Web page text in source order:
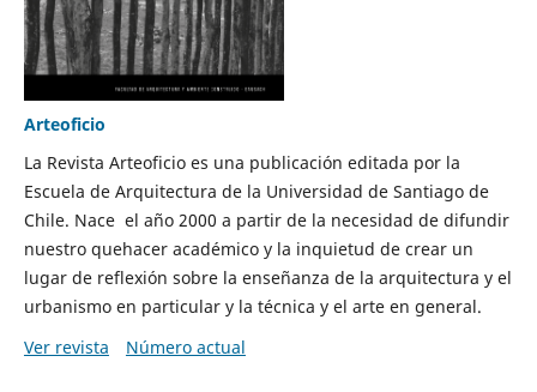
Arteoficio
La Revista Arteoficio es una publicación editada por la
Escuela de Arquitectura de la Universidad de Santiago de
Chile. Nace el año 2000 a partir de la necesidad de difundir
nuestro quehacer académico y la inquietud de crear un
lugar de reflexión sobre la enseñanza de la arquitectura y el
urbanismo en particular y la técnica y el arte en general.
Ver revista
Número actual